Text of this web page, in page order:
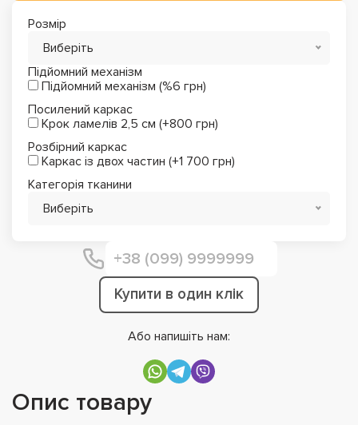
Розмір
Виберіть
Підйомний механізм
Підйомний механізм (%6 грн)
Посилений каркас
Крок ламелів 2,5 см (+800 грн)
Розбірний каркас
Каркас із двох частин (+1 700 грн)
Категорія тканини
Виберіть
Купити в один клік
Або напишіть нам:
Опис товару